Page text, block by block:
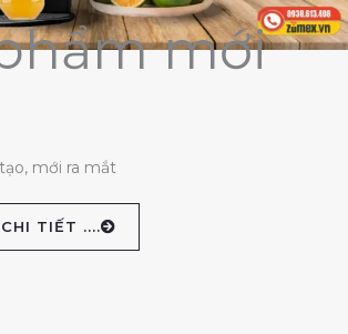
mới
mới ra mắt
TIẾT ....